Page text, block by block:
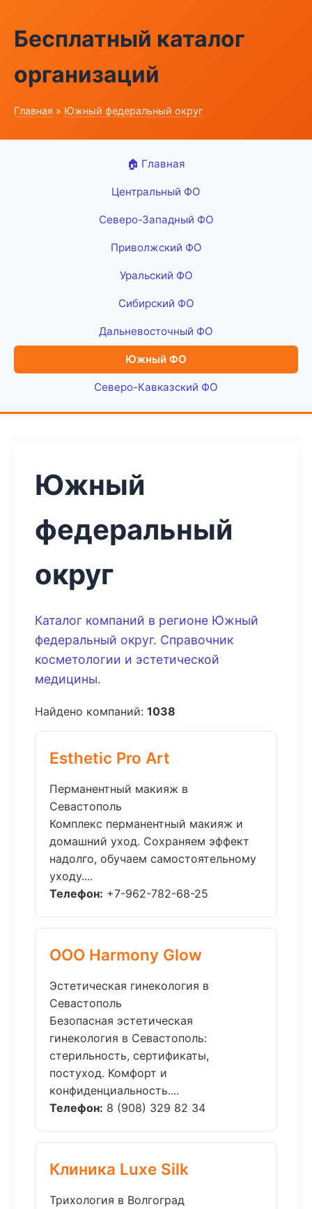
Бесплатный каталог
организаций
Главная » Южный федеральный округ
🏠 Главная
Центральный ФО
Северо-Западный ФО
Приволжский ФО
Уральский ФО
Сибирский ФО
Дальневосточный ФО
Южный ФО
Северо-Кавказский ФО
Южный
федеральный
округ
Каталог компаний в регионе Южный
федеральный округ. Справочник
косметологии и эстетической
медицины.
Найдено компаний: 1038
Esthetic Pro Art
Перманентный макияж в
Севастополь
Комплекс перманентный макияж и
домашний уход. Сохраняем эффект
надолго, обучаем самостоятельному
уходу....
Телефон: +7-962-782-68-25
ООО Harmony Glow
Эстетическая гинекология в
Севастополь
Безопасная эстетическая
гинекология в Севастополь:
стерильность, сертификаты,
постуход. Комфорт и
конфиденциальность....
Телефон: 8 (908) 329 82 34
Клиника Luxe Silk
Трихология в Волгоград